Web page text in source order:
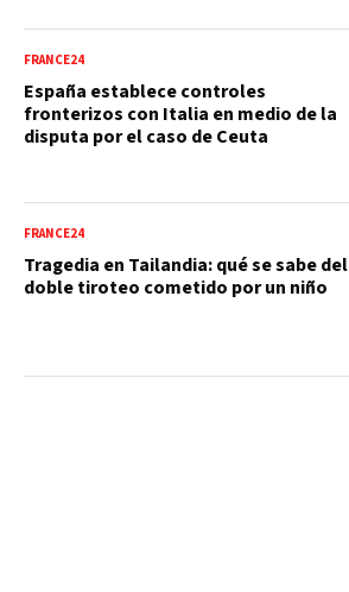
FRANCE24
España establece controles
fronterizos con Italia en medio de la
disputa por el caso de Ceuta
FRANCE24
Tragedia en Tailandia: qué se sabe del
doble tiroteo cometido por un niño